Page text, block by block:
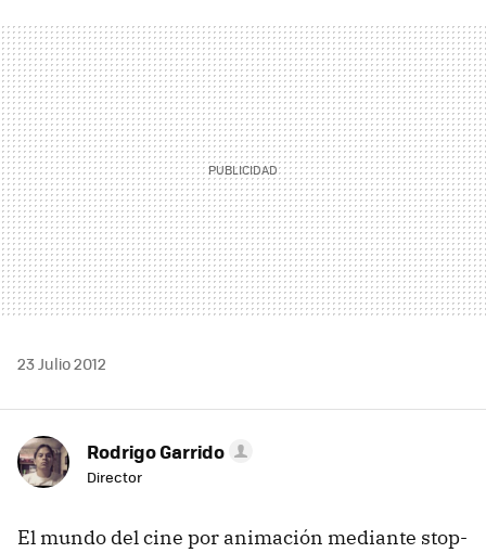
MAIL
23 Julio 2012
Rodrigo Garrido
Director
El mundo del cine por animación mediante stop-